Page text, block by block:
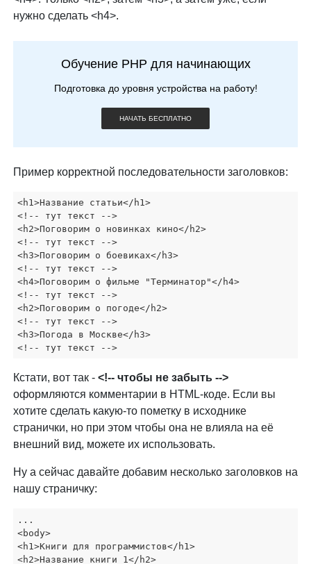
нужно сделать <h4>.
Обучение PHP для начинающих
Подготовка до уровня устройства на работу!
НАЧАТЬ БЕСПЛАТНО
Пример корректной последовательности заголовков:
<h1>Название статьи</h1>
<!-- тут текст -->
<h2>Поговорим о новинках кино</h2>
<!-- тут текст -->
<h3>Поговорим о боевиках</h3>
<!-- тут текст -->
<h4>Поговорим о фильме "Терминатор"</h4>
<!-- тут текст -->
<h2>Поговорим о погоде</h2>
<!-- тут текст -->
<h3>Погода в Москве</h3>
<!-- тут текст -->
Кстати, вот так - <!-- чтобы не забыть -->
оформляются комментарии в HTML-коде. Если вы
хотите сделать какую-то пометку в исходнике
странички, но при этом чтобы она не влияла на её
внешний вид, можете их использовать.
Ну а сейчас давайте добавим несколько заголовков на
нашу страничку:
...
<body>
<h1>Книги для программистов</h1>
<h2>Название книги 1</h2>